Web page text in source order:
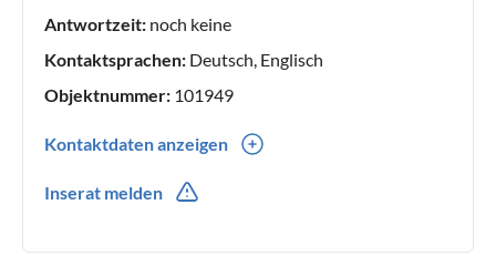
Antwortzeit: noch keine
Kontaktsprachen: Deutsch, Englisch
Objektnummer: 101949
Kontaktdaten anzeigen
Inserat melden